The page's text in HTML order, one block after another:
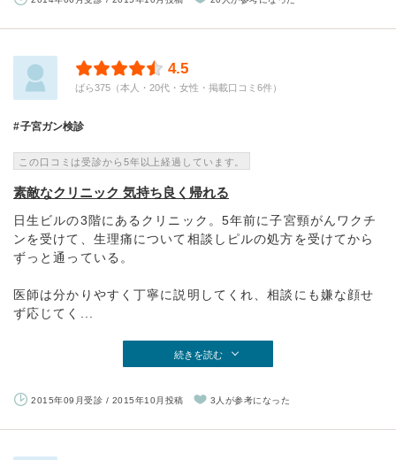
4.5
ばら375（本人・20代・女性・掲載口コミ6件）
子宮ガン検診
この口コミは受診から5年以上経過しています。
素敵なクリニック 気持ち良く帰れる
日生ビルの3階にあるクリニック。5年前に子宮頸がんワクチ
ンを受けて、生理痛について相談しピルの処方を受けてから
ずっと通っている。
医師は分かりやすく丁寧に説明してくれ、相談にも嫌な顔せ
ず応じてく...
続きを読む
2015年09月受診 / 2015年10月投稿 3人が参考になった